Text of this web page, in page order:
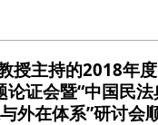
授主持的2018年
论证会暨“中国民
外在体系”研讨会